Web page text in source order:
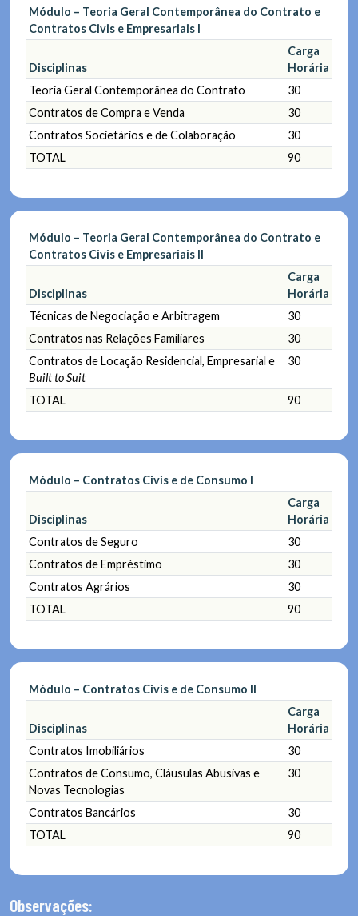
Módulo – Teoria Geral Contemporânea do Contrato e
Contratos Civis e Empresariais I
Disciplinas
Carga
Horária
Teoria Geral Contemporânea do Contrato
30
Contratos de Compra e Venda
30
Contratos Societários e de Colaboração
30
TOTAL
90
Módulo – Teoria Geral Contemporânea do Contrato e
Contratos Civis e Empresariais II
Disciplinas
Carga
Horária
Técnicas de Negociação e Arbitragem
30
Contratos nas Relações Familiares
30
Contratos de Locação Residencial, Empresarial e
Built to Suit
30
TOTAL 90
Módulo – Contratos Civis e de Consumo I
Disciplinas
Carga
Horária
Contratos de Seguro
30
Contratos de Empréstimo
30
Contratos Agrários
30
TOTAL
90
Módulo – Contratos Civis e de Consumo II
Disciplinas
Carga
Horária
Contratos Imobiliários
30
Contratos de Consumo, Cláusulas Abusivas e
Novas Tecnologias
30
Contratos Bancários
30
TOTAL
90
Observações: